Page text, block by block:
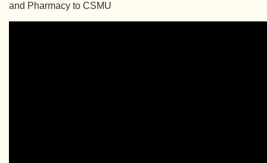
and Pharmacy to CSMU